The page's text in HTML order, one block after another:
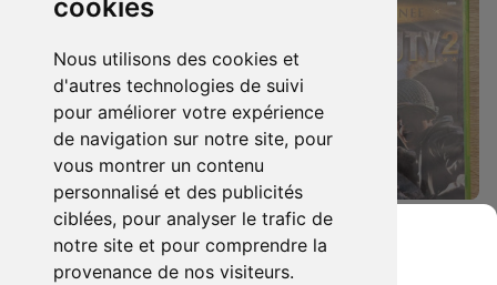
cookies
Nous utilisons des cookies et
d'autres technologies de suivi
pour améliorer votre expérience
de navigation sur notre site, pour
vous montrer un contenu
personnalisé et des publicités
ciblées, pour analyser le trafic de
notre site et pour comprendre la
provenance de nos visiteurs.
8.90 € 0
Call Of Duty - Black Ops II Xbox 360
27.90 €